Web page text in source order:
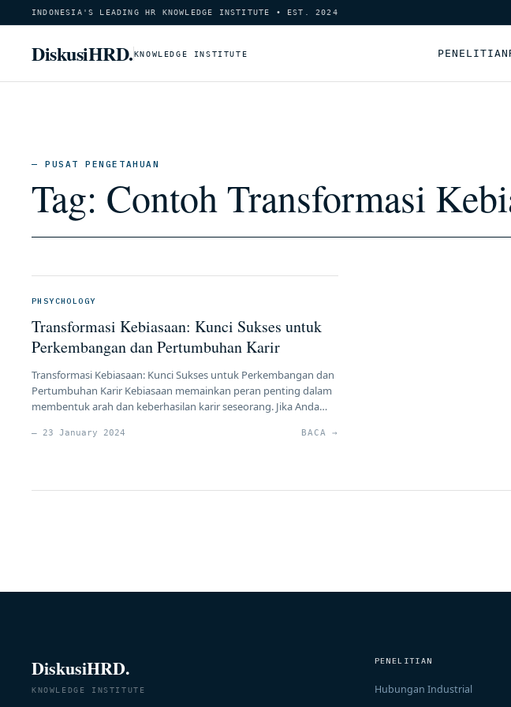
INDONESIA'S LEADING HR KNOWLEDGE INSTITUTE • EST. 2024
DiskusiHRD.KNOWLEDGE INSTITUTE PENELITIAN
— PUSAT PENGETAHUAN
Tag: Contoh Transformasi
PHSYCHOLOGY
Transformasi Kebiasaan: Kunci Sukses untuk
Perkembangan dan Pertumbuhan Karir
Transformasi Kebiasaan: Kunci Sukses untuk Perkembangan dan
Pertumbuhan Karir Kebiasaan memainkan peran penting dalam
membentuk arah dan keberhasilan karir seseorang. Jika Anda
perkembangan dan pertumbuhan karir, berikut adalah panduan
— 23 January 2024 BACA →
DiskusiHRD.
KNOWLEDGE INSTITUTE
PENELITIAN
Hubungan Industrial